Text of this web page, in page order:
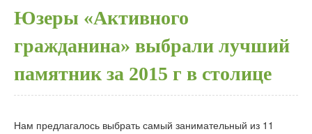
Юзеры «Активного
гражданина» выбрали лучший
памятник за 2015 г в столице
Нам предлагалось выбрать самый занимательный из 11